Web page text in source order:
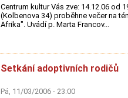
Centrum kultur Vás zve: 14.12.06 od
(Kolbenova 34) proběhne večer na
Afrika". Uvádí p. Marta Francov...
Setkání adoptivních rodičů
Pá, 11/03/2006 - 23:00